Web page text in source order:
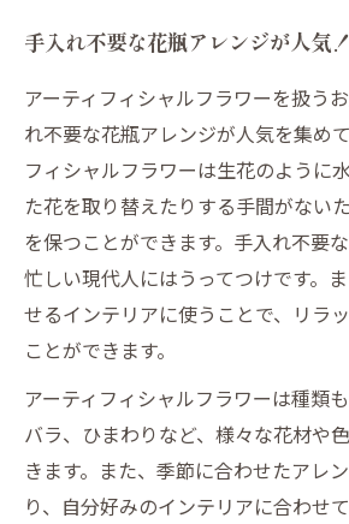
手入れ不要な花瓶アレンジが人気！
アーティフィシャルフラワーを扱う
れ不要な花瓶アレンジが人気を集め
フィシャルフラワーは生花のように
た花を取り替えたりする手間がない
を保つことができます。手入れ不要
忙しい現代人にはうってつけです。
せるインテリアに使うことで、リラ
ことができます。
アーティフィシャルフラワーは種類
バラ、ひまわりなど、様々な花材や
きます。また、季節に合わせたアレ
り、自分好みのインテリアに合わせ